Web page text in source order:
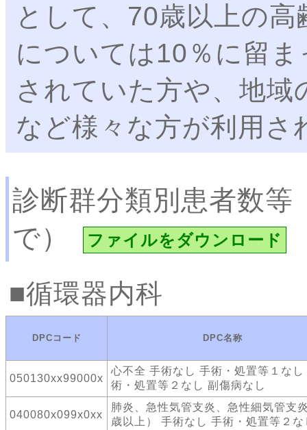
として、70歳以上の
については10％に留
されていた方や、地
など様々な方が利用さ
診断群分類別患者数等
で）
ファイルをダウンロード
循環器内科
DPCコード DPC名称
050130xx99000x
心不全 手術なし 手術・処置等１なし
術・処置等２なし 副傷病なし
040080x099x0xx
肺炎、急性気管支炎、急性細気管支
歳以上） 手術なし 手術・処置等２な